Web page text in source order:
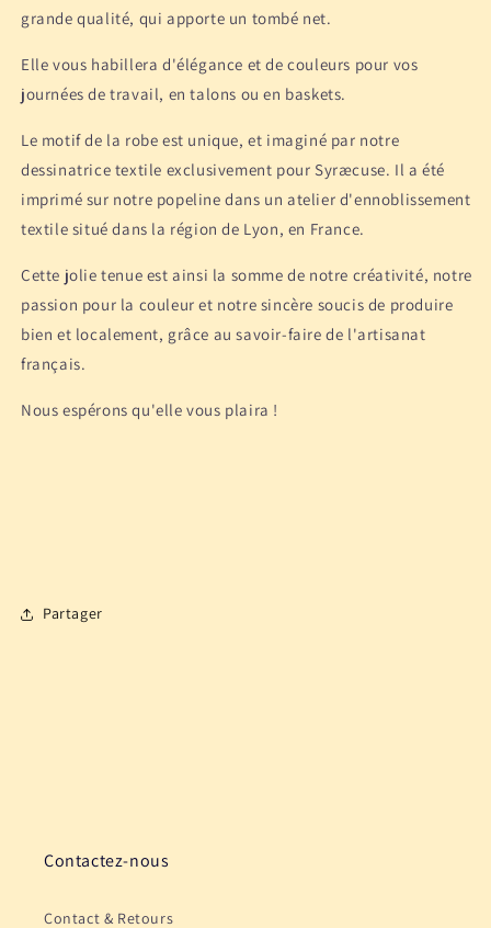
grande qualité, qui apporte un tombé net.
Elle vous habillera d'élégance et de couleurs pour vos
journées de travail, en talons ou en baskets.
Le motif de la robe est unique, et imaginé par notre
dessinatrice textile exclusivement pour Syræcuse. Il a été
imprimé sur notre popeline dans un atelier d'ennoblissement
textile situé dans la région de Lyon, en France.
Cette jolie tenue est ainsi la somme de notre créativité, notre
passion pour la couleur et notre sincère soucis de produire
bien et localement, grâce au savoir-faire de l'artisanat
français.
Nous espérons qu'elle vous plaira !
Partager
Contactez-nous
Contact & Retours